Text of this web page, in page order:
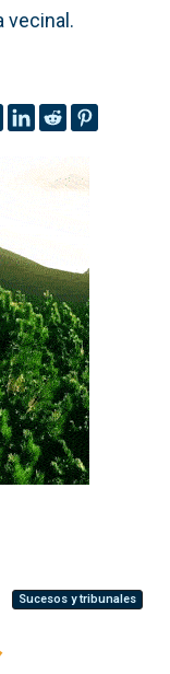
vecinal.
Sucesos y tribunales